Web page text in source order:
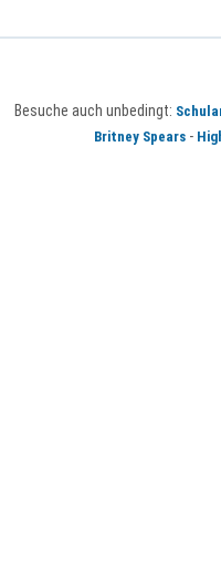
Besuche auch unbedingt:
Britney Spears-